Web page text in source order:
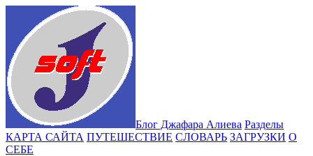
Блог Джафара Алиева Разделы
КАРТА САЙТА ПУТЕШЕСТВИЕ СЛОВАРЬ ЗАГРУЗКИ О
СЕБЕ